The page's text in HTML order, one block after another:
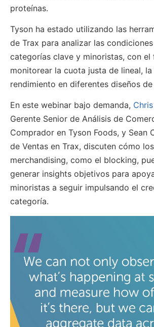
proteínas.
Tyson ha estado utilizando las
de Trax para analizar las
categorías clave y minoristas, con el
monitorear la cuota justa de lineal,
rendimiento en diferentes diseños
En este webinar bajo demanda,
Gerente Senior de Análisis de
Comprador en Tyson Foods, y Sean
de Ventas en Trax, discuten cómo
merchandising, como el blocking,
generar insights objetivos para
minoristas a seguir impulsando el
categoría.